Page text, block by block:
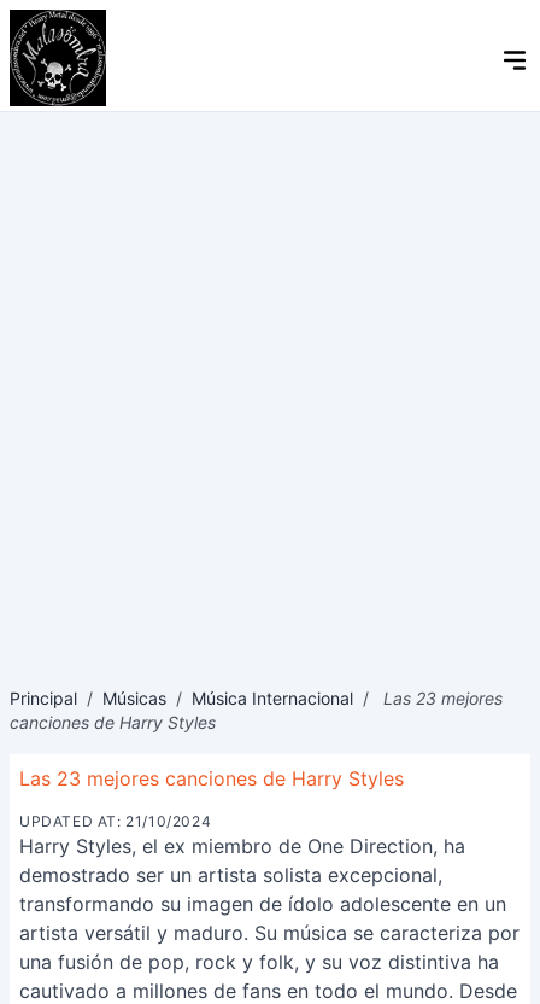
Principal / Músicas / Música Internacional /
Las 23 mejores
canciones de Harry Styles
Las 23 mejores canciones de Harry Styles
UPDATED AT: 21/10/2024
Harry Styles, el ex miembro de One Direction, ha
demostrado ser un artista solista excepcional,
transformando su imagen de ídolo adolescente en un
artista versátil y maduro. Su música se caracteriza por
una fusión de pop, rock y folk, y su voz distintiva ha
cautivado a millones de fans en todo el mundo. Desde